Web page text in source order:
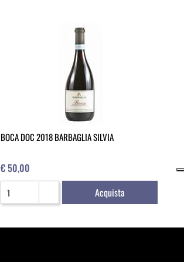
BOCA DOC 2018 BARBAGLIA SILVIA
€ 50,00
Quantità
Acquista